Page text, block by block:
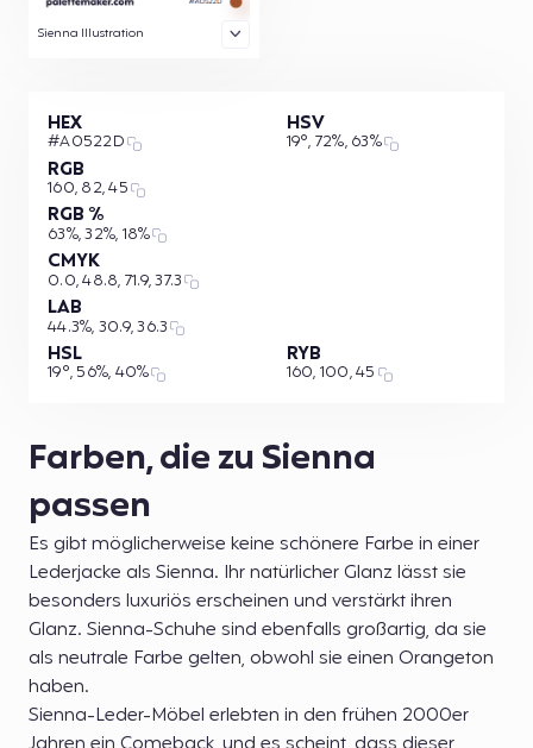
Sienna Illustration
Farben, die zu Sienna
passen
Es gibt möglicherweise keine schönere Farbe in einer
Lederjacke als Sienna. Ihr natürlicher Glanz lässt sie
besonders luxuriös erscheinen und verstärkt ihren
Glanz. Sienna-Schuhe sind ebenfalls großartig, da sie
als neutrale Farbe gelten, obwohl sie einen Orangeton
haben.
Sienna-Leder-Möbel erlebten in den frühen 2000er
HEX
#A0522D
RGB
160, 82, 45
RGB %
63%, 32%, 18%
CMYK
0.0, 48.8, 71.9, 37.3
LAB
44.3%, 30.9, 36.3
HSL
19°, 56%, 40%
HSV
19°, 72%, 63%
RYB
160, 100, 45